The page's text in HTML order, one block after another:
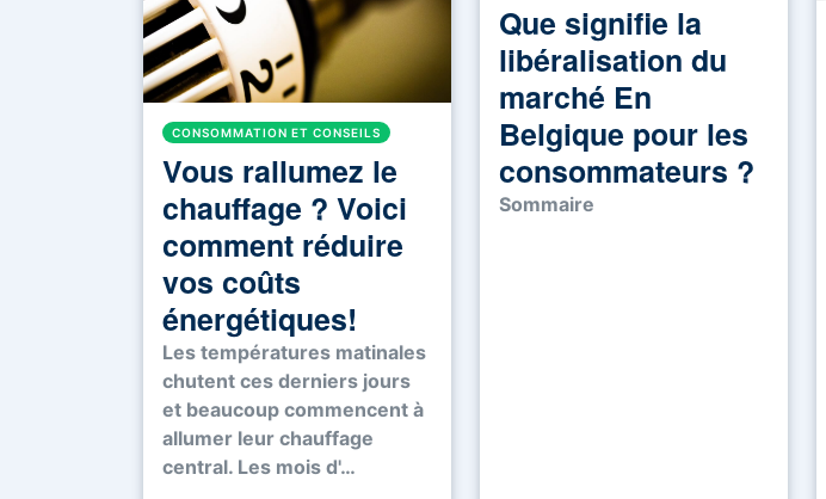
CONSOMMATION ET CONSEILS
Vous rallumez le
chauffage ? Voici
comment réduire
vos coûts
énergétiques!
Les températures matinales
chutent ces derniers jours
et beaucoup commencent à
allumer leur chauffage
central. Les mois d'…
Que signifie la
libéralisation du
marché En
Belgique pour les
consommateurs ?
Sommaire